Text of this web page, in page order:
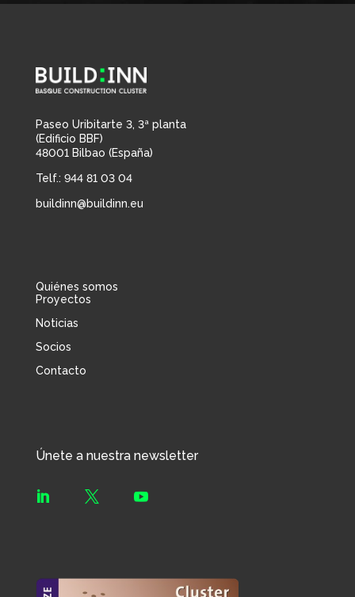
Paseo Uribitarte 3, 3ª planta
(Edificio BBF)
48001 Bilbao (España)
Telf.: 944 81 03 04
buildinn@buildinn.eu
Quiénes somos
Proyectos
Noticias
Socios
Contacto
Únete a nuestra newsletter
  